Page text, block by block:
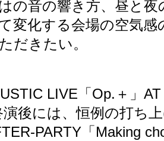
の音の響き方、昼と夜
変化する会場の空気感
だきたい。
LIVE 「 Op. ＋」
演後には、恒例の打ち
PARTY 「 Making